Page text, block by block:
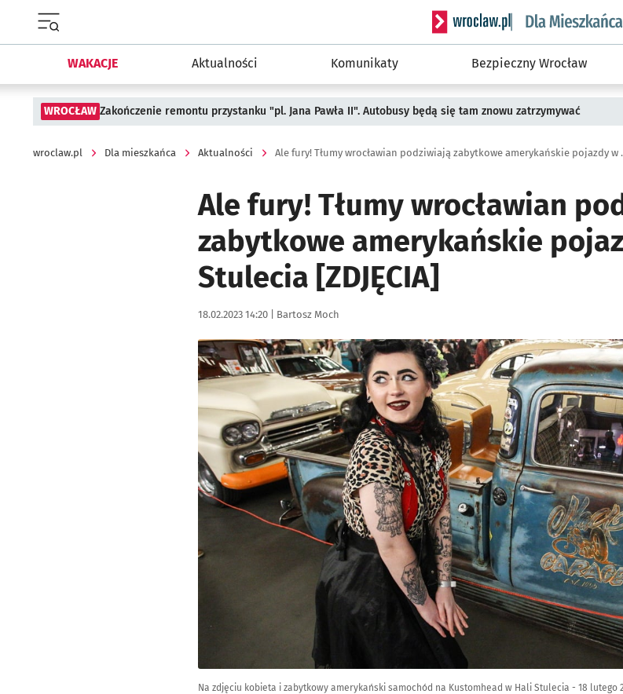
Serwis informacyjny wroclaw.pl
WAKACJE Aktualności Komunikaty Bezpieczny Wrocław
WROCŁAW Zakończenie remontu przystanku "pl. Jana Pawła II". Autobusy będą się tam znowu zatrzymywać
wroclaw.pl Dla mieszkańca Aktualności Ale fury! Tłumy
Ale fury! Tłumy wrocławian
zabytkowe amerykańskie
Stulecia [ZDJĘCIA]
Data publikacji:
18.02.2023 14:20 | Autor:
Bartosz Moch
Kliknij, aby zobaczyć galerię
Na zdjęciu kobieta i zabytkowy amerykański samochód na Kustomhead w Hali Stulecia - 18 lutego